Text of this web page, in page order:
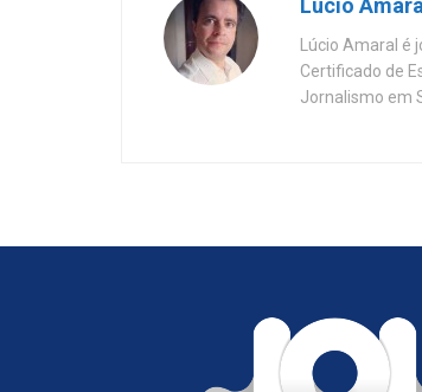
Lúcio Amaral
Lúcio Amaral
Certificado de
Jornalismo em